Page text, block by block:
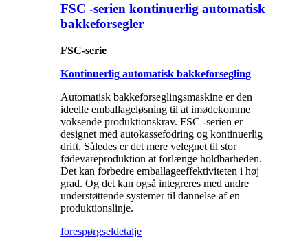
FSC -serien kontinuerlig automatisk
bakkeforsegler
FSC-serie
Kontinuerlig automatisk bakkeforsegling
Automatisk bakkeforseglingsmaskine er den
ideelle emballageløsning til at imødekomme
voksende produktionskrav. FSC -serien er
designet med autokassefodring og kontinuerlig
drift. Således er det mere velegnet til stor
fødevareproduktion at forlænge holdbarheden.
Det kan forbedre emballageeffektiviteten i høj
grad. Og det kan også integreres med andre
understøttende systemer til dannelse af en
produktionslinje.
forespørgseldetalje